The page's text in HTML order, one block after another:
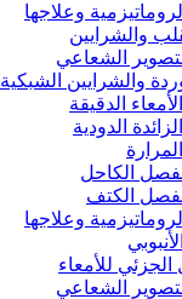
وعلاجها
والشرايين
الشعاعي
والشرايين الشبكية
الدقيقة
الدودية
الكاحل
الكتف
وعلاجها
الجزئي للأمعاء
الشعاعي